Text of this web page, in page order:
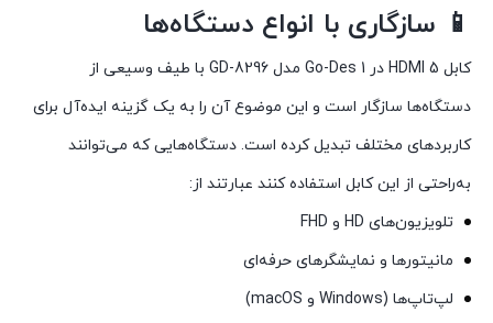
📱 سازگاری با انواع دستگاه‌ها
کابل HDMI 5 در 1 Go-Des مدل GD-8296 با طیف وسیعی از
دستگاه‌ها سازگار است و این موضوع آن را به یک گزینه ایده‌آل برای
کاربردهای مختلف تبدیل کرده است. دستگاه‌هایی که می‌توانند
به‌راحتی از این کابل استفاده کنند عبارتند از:
تلویزیون‌های HD و FHD
مانیتورها و نمایشگرهای حرفه‌ای
لپ‌تاپ‌ها (Windows و macOS)